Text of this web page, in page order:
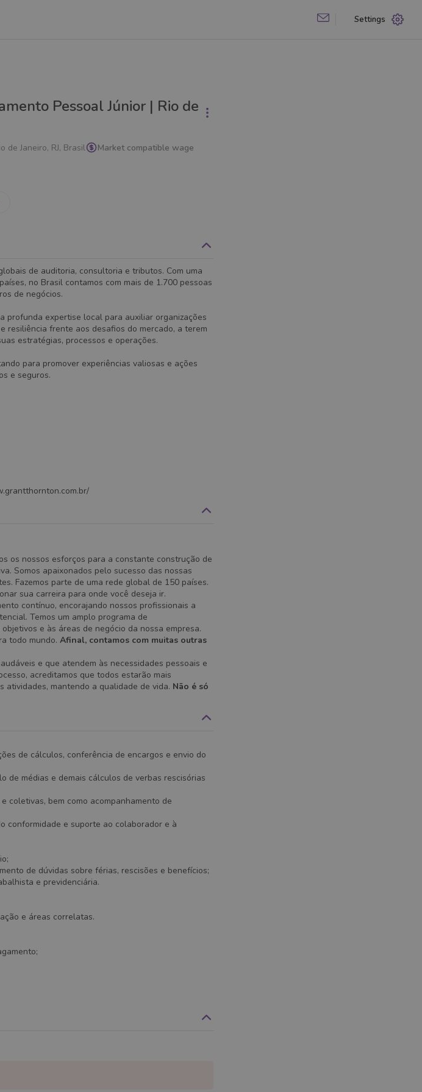
Settings
Pessoal Júnior | Rio de
de Janeiro, RJ, Brasil Market compatible wage
de auditoria, consultoria e tributos. Com uma
no Brasil contamos com mais de 1.700 pessoas
de negócios.
profunda expertise local para auxiliar organizações
resiliência frente aos desafios do mercado, a terem
estratégias, processos e operações.
para promover experiências valiosas e ações
e seguros.
os nossos esforços para a constante construção de
Somos apaixonados pelo sucesso das nossas
Fazemos parte de uma rede global de 150 países.
sua carreira para onde você deseja ir.
contínuo, encorajando nossos profissionais a
Temos um amplo programa de
e às áreas de negócio da nossa empresa.
todo mundo. Afinal, contamos com muitas outras
e que atendem às necessidades pessoais e
acreditamos que todos estarão mais
atividades, mantendo a qualidade de vida. Não é só
de cálculos, conferência de encargos e envio do
de médias e demais cálculos de verbas rescisórias
coletivas, bem como acompanhamento de
conformidade e suporte ao colaborador e à
de dúvidas sobre férias, rescisões e benefícios;
e previdenciária.
e áreas correlatas.